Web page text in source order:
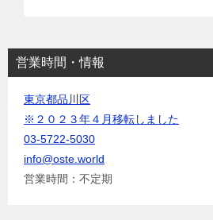
営業時間・情報
東京都品川区
※２０２３年４月移転しました
03-5722-5030
info@oste.world
営業時間：不定期